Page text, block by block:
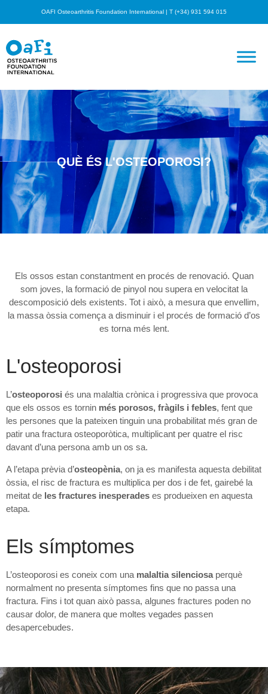
OAFI Osteoarthritis Foundation International | T (+34) 931 594 015
QUÈ ÉS L'OSTEOPOROSI?
Els ossos estan constantment en procés de renovació. Quan
som joves, la formació de pinyol nou supera en velocitat la
descomposició dels existents. Tot i això, a mesura que envellim,
la massa òssia comença a disminuir i el procés de formació d’os
es torna més lent.
L'osteoporosi
L’osteoporosi és una malaltia crònica i progressiva que provoca
que els ossos es tornin més porosos, fràgils i febles, fent que
les persones que la pateixen tinguin una probabilitat més gran de
patir una fractura osteoporòtica, multiplicant per quatre el risc
davant d’una persona amb un os sa.
A l’etapa prèvia d’osteopènia, on ja es manifesta aquesta debilitat
òssia, el risc de fractura es multiplica per dos i de fet, gairebé la
meitat de les fractures inesperades es produeixen en aquesta
etapa.
Els símptomes
L’osteoporosi es coneix com una malaltia silenciosaperquè
normalment no presenta símptomes fins que no passa una
fractura. Fins i tot quan això passa, algunes fractures poden no
causar dolor, de manera que moltes vegades passen
desapercebudes.